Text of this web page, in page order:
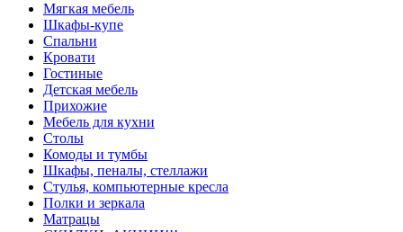
Мягкая мебель
Шкафы-купе
Спальни
Кровати
Гостиные
Детская мебель
Прихожие
Мебель для кухни
Столы
Комоды и тумбы
Шкафы, пеналы, стеллажи
Стулья, компьютерные кресла
Полки и зеркала
Матрацы